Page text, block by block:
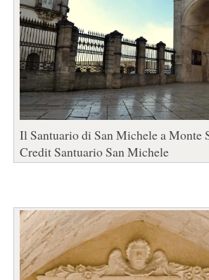
Il Santuario di San Michele a Monte
Credit Santuario San Michele